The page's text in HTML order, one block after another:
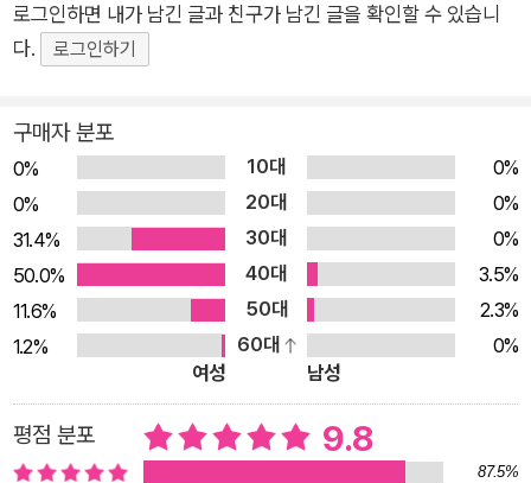
입구 쪽을 바라보지요. 이웃 떡 나라의 백설기 공주를 보기 위해
서 말이지요. 아리따운 백설기 공주 모습에 잔치에 모인 손님들
주목받기 바라는 여왕은 이 상황이 전혀 달갑지 않습니다. 심통이
난 케이크 여왕은 결국 연회장이 떠나가라 소리를 지릅니다. “누
구냐, 넌!” 그날 저녁, 케이크 여왕은 마법의 은쟁반에게 묻습니
다. 세상에서 누가 제일 예쁘냐고 말이지요. 선의의 거짓말이라도
거짓말은 딱 질색인 은쟁반은 단호박처럼(?) 말합니다. ‘여왕님
도 눈부시게 아름답지만, 백설기 공주가 천 배 만 배 더 아름답습
니다.’라고요. 머리끝까지 화가 난 케이크 여왕은 백설기 공주를
없애려 하지요. 세상에서 자신보다 예쁘고 뛰어난 건 있을 수 없
으니까요. 백설기 공주는 케이크 여왕의 못된 계략에서 벗어날 수
있을까요? 지혜로운 백설기 공주 “그래, 공주는 얼굴이 다가 아
니야!” 우리는 많은 사람과 관계를 맺고, 다양한 일을 경험하며
로그인하면 내가 남긴 글과 친구가 남긴 글을 확인할 수 있습니
다.
로그인하기
구매자 분포
0% 10대
0%
0%
20대
0%
31.4%
30대
0%
50.0%
40대
3.5%
11.6%
50대
2.3%
1.2%
60대
0%
여성
남성
평점 분포 9.8
87.5%